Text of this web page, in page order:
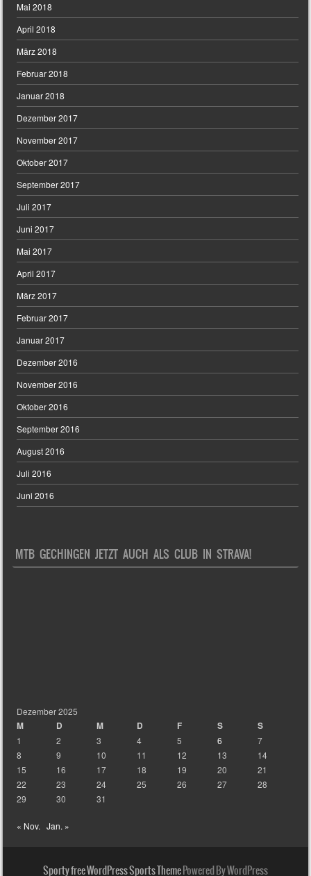
Mai 2018
April 2018
März 2018
Februar 2018
Januar 2018
Dezember 2017
November 2017
Oktober 2017
September 2017
Juli 2017
Juni 2017
Mai 2017
April 2017
März 2017
Februar 2017
Januar 2017
Dezember 2016
November 2016
Oktober 2016
September 2016
August 2016
Juli 2016
Juni 2016
MTB GECHINGEN JETZT AUCH ALS CLUB IN STRAVA!
Dezember 2025
M D M D F S S
1 2 3 4 5 6
7
8
9 10 11 12 13
14
15
16 17 18 19 20
21
22
23 24 25 26 27
28
29
30 31
« Nov. Jan. »
Sporty free WordPress Sports ThemePowered By WordPress